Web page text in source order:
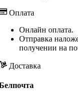
Оплата
Онлайн оплата.
Отправка
получении на
Доставка